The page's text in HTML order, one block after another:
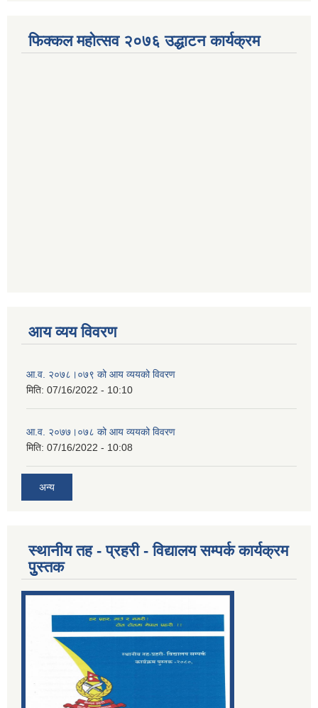
फिक्कल महोत्सव २०७६ उद्धाटन कार्यक्रम
आय व्यय विवरण
आ.व. २०७८।०७९ को आय व्ययको विवरण
मिति: 07/16/2022 - 10:10
आ.व. २०७७।०७८ को आय व्ययको विवरण
मिति: 07/16/2022 - 10:08
अन्य
स्थानीय तह - प्रहरी - विद्यालय सम्पर्क कार्यक्रम
पुुस्तक